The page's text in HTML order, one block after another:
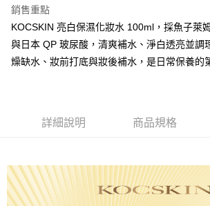
運送方式
全家取貨付款
每筆NT$85，滿NT$699(含以上)免運費
萊爾富取貨付款
付款後萊爾富取貨
每筆NT$85，滿NT$1,000(含以上)免運費
銷售重點
KOCSKIN 亮白保濕化妝水 100ml，採魚子萊
與日本 QP 玻尿酸，清爽補水、淨白透亮並調
燥缺水、妝前打底與妝後補水，是日常保養的
詳細說明 商品規格